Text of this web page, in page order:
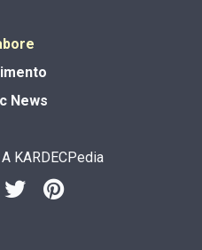
News
KARDECPedia